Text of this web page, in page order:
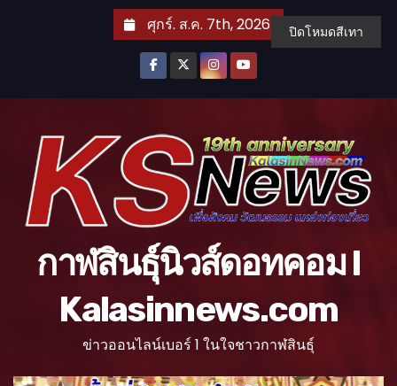
ศุกร์. ส.ค. 7th, 2026
กาฬสินธุ์นิวส์ดอทคอม l
Kalasinnews.com
ข่าวออนไลน์เบอร์ 1 ในใจชาวกาฬสินธุ์
ปิดโหมดสีเทา